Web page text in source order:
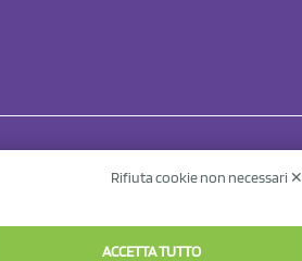
Contatti
Rifiuta cookie non necessari ✕
ACCETTA TUTTO